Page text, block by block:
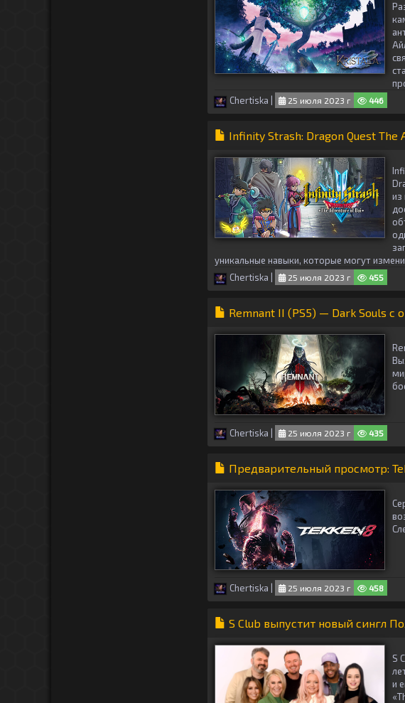
Chertiska
25 июля 2023 г 446
Infinity Strash: Dragon Quest
из
уникальные навыки, которые могут
Chertiska
25 июля 2023 г 455
Remnant II (PS5) — Dark Souls с
Chertiska 25 июля 2023 г 435
Предварительный просмотр:
Chertiska 25 июля 2023 г 458
S Club выпустит новый сингл
S
и